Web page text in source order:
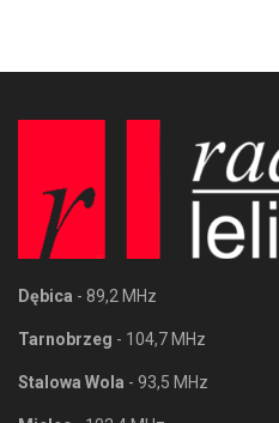
Dębica - 89,2 MHz
Tarnobrzeg - 104,7 MHz
Stalowa Wola - 93,5 MHz